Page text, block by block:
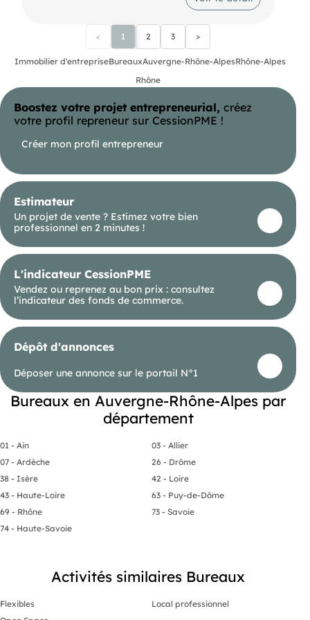
vélo'V Plusieurs stations à proximité
< 1 2 3 >
Immobilier d'entrepriseBureauxAuvergne-Rhône-AlpesRhône-Alpes
Rhône
Boostez votre projet entrepreneurial, créez
votre profil repreneur sur CessionPME !
Créer mon profil entrepreneur
Estimateur
Un projet de vente ? Estimez votre bien
professionnel en 2 minutes !
L'indicateur CessionPME
Vendez ou reprenez au bon prix : consultez
l’indicateur des fonds de commerce.
Dépôt d'annonces
Déposer une annonce sur le portail N°1
Bureaux en Auvergne-Rhône-Alpes par
département
01 - Ain
03 - Allier
07 - Ardèche
26 - Drôme
38 - Isère
42 - Loire
43 - Haute-Loire
63 - Puy-de-Dôme
69 - Rhône
73 - Savoie
74 - Haute-Savoie
Activités similaires Bureaux
Flexibles
Local professionnel